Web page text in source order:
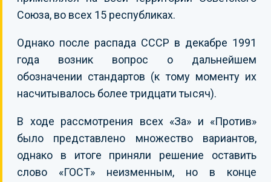
Союза, во всех 15 республиках.
Однако после распада СССР в декабре 1991
года возник вопрос о дальнейшем
обозначении стандартов (к тому моменту их
насчитывалось более тридцати тысяч).
В ходе рассмотрения всех «За» и «Против»
было представлено множество вариантов,
однако в итоге приняли решение оставить
слово «ГОСТ» неизменным, но в конце